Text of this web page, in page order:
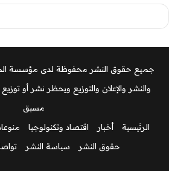
جميع حقوق النشر محفوظة لدى مؤسسة
والنشر والإعلان والتوزيع ويحظر نشر أو
مسبق
الرئيسية
أخبار اقتصاد وتكنولوجيا
حقوق النشر
سياسة النشر